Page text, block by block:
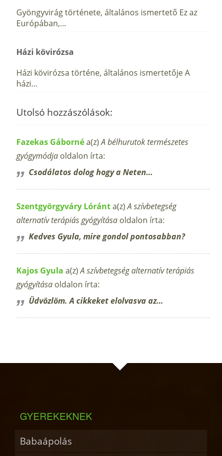
Gyöngyvirág története, általános ismertető Ez az
Európában,…
Házi kövirózsa
Házi kövirózsa történe, általános ismertetője A
házi…
Utolsó hozzászólások:
Fazekas Gábornéa(z)A bélhurutok természetes
gyógymódja oldalon írta:
Csodálatos dolog hogy a Neten…
Szentgyörgyváry Lóránta(z)A szívbetegség
alternatív terápiás gyógyítása oldalon írta:
Kedves Gyula, mire gondol pontosabban?
Kajos Gyula a(z)A szívbetegség alternatív terápiás
gyógyítása oldalon írta:
Üdvözlöm. A cikkeket elolvasva az…
GYEREKEKNEK
Babaápolás